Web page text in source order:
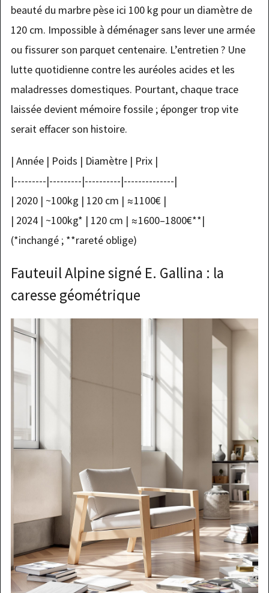
beauté du marbre pèse ici 100 kg pour un diamètre de
120 cm. Impossible à déménager sans lever une armée
ou fissurer son parquet centenaire. L’entretien ? Une
lutte quotidienne contre les auréoles acides et les
maladresses domestiques. Pourtant, chaque trace
laissée devient mémoire fossile ; éponger trop vite
serait effacer son histoire.
| Année | Poids | Diamètre | Prix |
|---------|---------|----------|--------------|
| 2020 | ~100kg | 120 cm | ≈1100€ |
| 2024 | ~100kg* | 120 cm | ≈1600–1800€**|
(*inchangé ; **rareté oblige)
Fauteuil Alpine signé E. Gallina : la
caresse géométrique